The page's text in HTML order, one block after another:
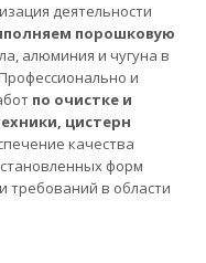
деятельности
порошковую
алюминия и чугуна в
и
по очистке и
цистерн
качества
форм
требований в области